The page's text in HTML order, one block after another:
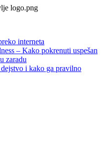
interneta
– Kako pokrenuti uspešan
zaradu
i kako ga pravilno